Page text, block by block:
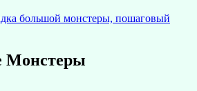
большой монстеры, пошаговый
Монстеры